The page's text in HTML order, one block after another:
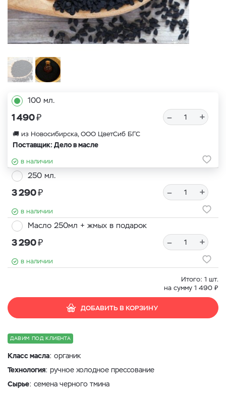
100 мл.
1 490₽ – +
в наличии
🚚 из Новосибирска, ООО ЦветСиб БГС
Поставщик: Дело в масле
250 мл.
3 290₽ – +
в наличии
Масло 250мл + жмых в подарок
3 290₽ – +
в наличии
Итого: 1 шт.
на сумму 1 490 ₽
ДОБАВИТЬ В КОРЗИНУ
ДАВИМ ПОД КЛИЕНТА
Класс масла: органик
Технология: ручное холодное прессование
Сырье: семена черного тмина